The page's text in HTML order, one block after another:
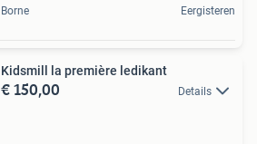
Borne Eergisteren
Kidsmill la première ledikant
€ 150,00 Details